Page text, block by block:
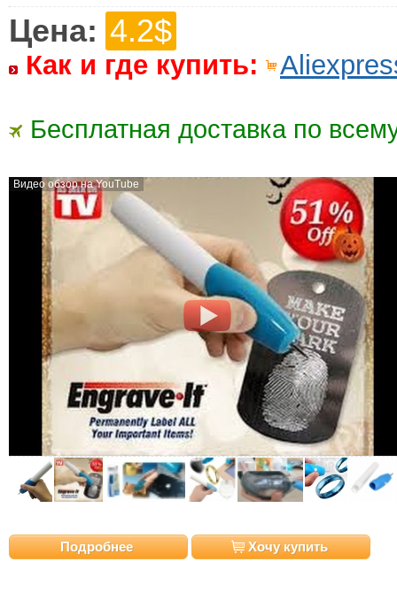
Цена: 4.2$
Как и где купить:
Бесплатная доставка по
Видео обзор на YouTube
Подробнее Хочу купить